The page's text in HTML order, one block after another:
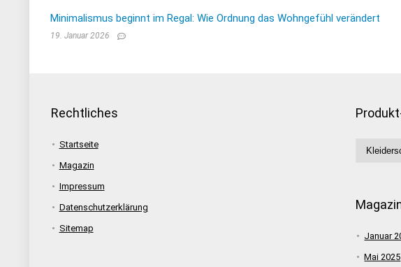
Minimalismus beginnt im Regal: Wie Ordnung das Wohngefühl verändert
19. Januar 2026
Rechtliches
Startseite
Magazin
Impressum
Datenschutzerklärung
Sitemap
Januar
Mai 2025